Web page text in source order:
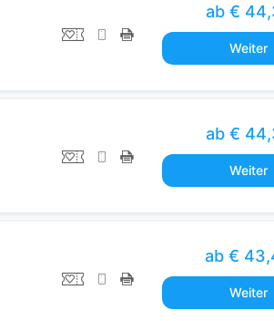
ä
n
b
a
e
ab €
Weiter
ab €
Weiter
ab €
Weiter